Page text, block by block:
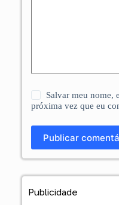
Salvar meu nome,
próxima vez que eu
Publicar
Publicidade